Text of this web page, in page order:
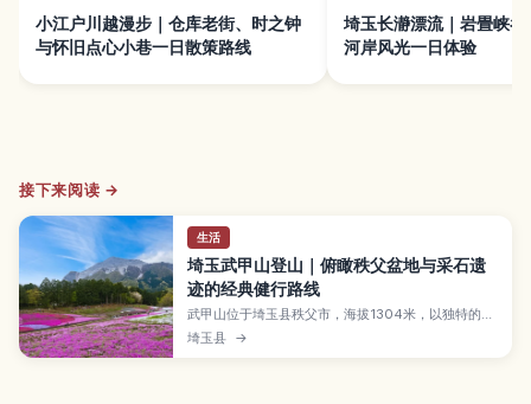
小江户川越漫步｜仓库老街、时之钟
与怀旧点心小巷一日散策路线
埼玉长瀞漂流｜岩畳峡谷
河岸风光一日体验
接下来阅读 →
生活
埼玉武甲山登山｜俯瞰秩父盆地与采石遗
迹的经典健行路线
武甲山位于埼玉县秩父市，海拔1304米，以独特的三
角形山形和石灰岩采掘历史闻名，是关东代表性名山
之一。本文将介绍适合新手到进阶者的主要登山路线
埼玉县 →